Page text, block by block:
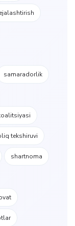
samaradorlik
tekshiruvi
shartnoma